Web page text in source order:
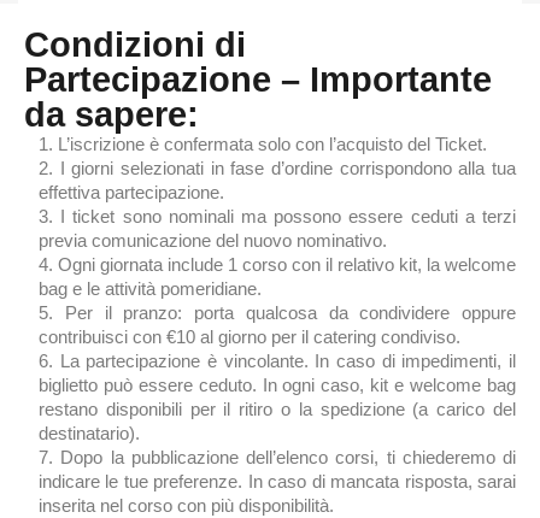
Condizioni di
Partecipazione – Importante
da sapere:
L’iscrizione è confermata solo con l’acquisto del Ticket.
I giorni selezionati in fase d’ordine corrispondono alla tua
effettiva partecipazione.
I ticket sono nominali ma possono essere ceduti a terzi
previa comunicazione del nuovo nominativo.
Ogni giornata include 1 corso con il relativo kit, la welcome
bag e le attività pomeridiane.
Per il pranzo: porta qualcosa da condividere oppure
contribuisci con €10 al giorno per il catering condiviso.
La partecipazione è vincolante. In caso di impedimenti, il
biglietto può essere ceduto. In ogni caso, kit e welcome bag
restano disponibili per il ritiro o la spedizione (a carico del
destinatario).
Dopo la pubblicazione dell’elenco corsi, ti chiederemo di
indicare le tue preferenze. In caso di mancata risposta, sarai
inserita nel corso con più disponibilità.